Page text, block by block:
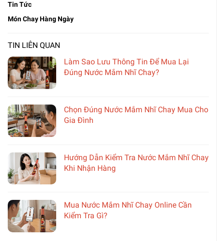
Tin Tức
Món Chay Hàng Ngày
TIN LIÊN QUAN
Làm Sao Lưu Thông Tin Để Mua Lại
Đúng Nước Mắm Nhĩ Chay?
Chọn Đúng Nước Mắm Nhĩ Chay Mua Cho
Gia Đình
Hướng Dẫn Kiểm Tra Nước Mắm Nhĩ Chay
Khi Nhận Hàng
Mua Nước Mắm Nhĩ Chay Online Cần
Kiểm Tra Gì?